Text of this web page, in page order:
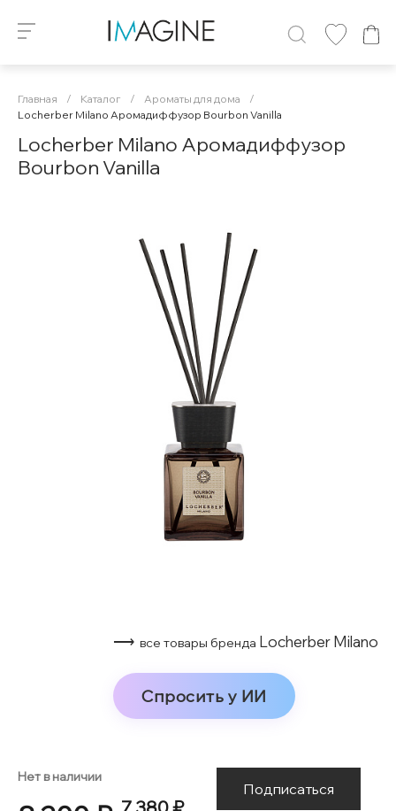
Главная / Каталог / Ароматы для дома
/
Locherber Milano Аромадиффузор Bourbon Vanilla
Locherber Milano Аромадиффузор
Bourbon Vanilla
⟶ все товары бренда Locherber Milano
Спросить у ИИ
Нет в наличии
Подписаться